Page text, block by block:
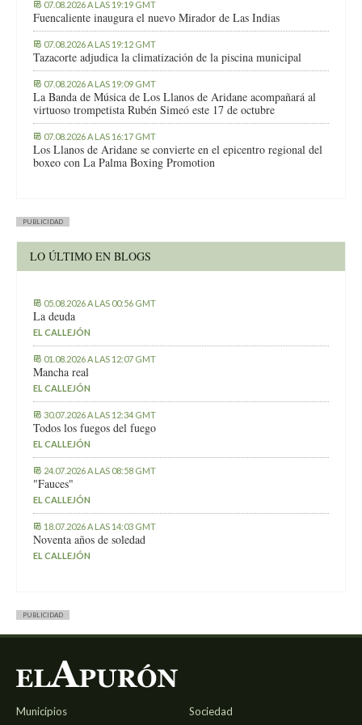
07.08.2026 A LAS 19:19 GMT
Fuencaliente inaugura el nuevo Mirador de Las Indias
07.08.2026 A LAS 19:12 GMT
Tazacorte adjudica la climatización de la piscina municipal
07.08.2026 A LAS 19:09 GMT
La Banda de Música de Los Llanos de Aridane acompañará al
virtuoso trompetista Rubén Simeó este 17 de octubre
07.08.2026 A LAS 16:17 GMT
Los Llanos de Aridane se convierte en el epicentro regional del
boxeo con La Palma Boxing Promotion
PUBLICIDAD
LO ÚLTIMO EN BLOGS
05.08.2026 A LAS 00:56 GMT
La deuda
EL CALLEJÓN
01.08.2026 A LAS 12:07 GMT
Mancha real
EL CALLEJÓN
30.07.2026 A LAS 12:34 GMT
Todos los fuegos del fuego
EL CALLEJÓN
24.07.2026 A LAS 08:58 GMT
"Fauces"
EL CALLEJÓN
18.07.2026 A LAS 14:03 GMT
Noventa años de soledad
EL CALLEJÓN
PUBLICIDAD
Municipios
Sociedad